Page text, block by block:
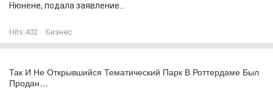
Нюнене, подала заявление...
Hits:402 Бизнес
Так И Не Открывшийся Тематический Парк В Роттердаме Был
Продан…